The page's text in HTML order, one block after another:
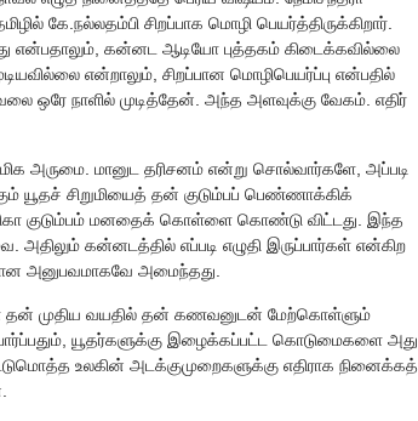
கே.நல்லதம்பி சிறப்பாக மொழி பெயர்த்திருக்கிறார்.
என்பதாலும், கன்னட ஆடியோ புத்தகம் கிடைக்கவில்லை
என்றாலும், சிறப்பான மொழிபெயர்ப்பு என்பதில்
ஒரே நாளில் முடித்தேன். அந்த அளவுக்கு வேகம். எதிர்
அருமை. மானுட தரிசனம் என்று சொல்வார்களே, அப்படி
யூதச் சிறுமியைத் தன் குடும்பப் பெண்ணாக்கிக்
குடும்பம் மனதைக் கொள்ளை கொண்டு விட்டது. இந்த
கன்னடத்தில் எப்படி எழுதி இருப்பார்கள் என்கிற
அனுபவமாகவே அமைந்தது.
தன் முதிய வயதில் தன் கணவனுடன் மேற்கொள்ளும்
யூதர்களுக்கு இழைக்கப்பட்ட கொடுமைகளை அது
உலகின் அடக்குமுறைகளுக்கு எதிராக நினைக்கத்